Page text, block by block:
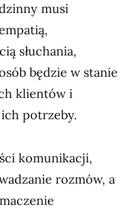
musi
słuchania,
będzie w stanie
klientów i
potrzeby.
komunikacji,
rozmów, a